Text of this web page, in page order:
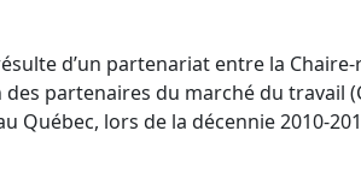
d’un partenariat entre la Chaire-
des partenaires du marché du travail
Québec, lors de la décennie 2010-